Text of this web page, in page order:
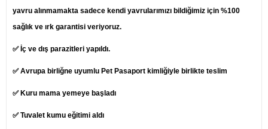
yavru alınmamakta sadece kendi yavrularımızı bildiğimiz için %100
sağlık ve ırk garantisi veriyoruz.
✅ İç ve dış parazitleri yapıldı.
✅ Avrupa birliğne uyumlu Pet Pasaport kimliğiyle birlikte teslim
✅ Kuru mama yemeye başladı
✅ Tuvalet kumu eğitimi aldı